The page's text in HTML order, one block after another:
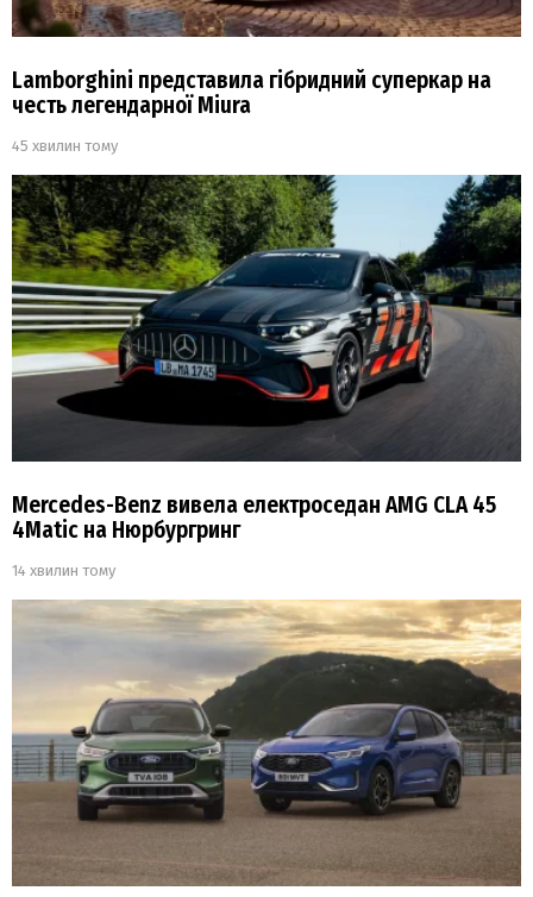
Lamborghini представила гібридний суперкар на
честь легендарної Miura
45 хвилин тому
Mercedes-Benz вивела електроседан AMG CLA 45
4Matic на Нюрбургринг
14 хвилин тому